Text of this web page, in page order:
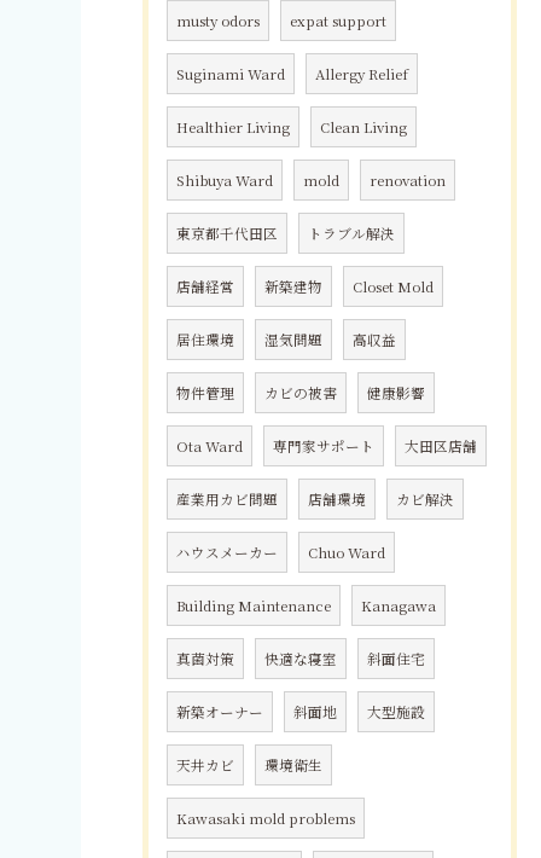
musty odors expat support
Suginami Ward Allergy Relief
Healthier Living Clean Living
Shibuya Ward mold renovation
東京都千代田区 トラブル解決
店舗経営 新築建物 Closet Mold
居住環境 湿気問題 高収益
物件管理 カビの被害 健康影響
Ota Ward 専門家サポート 大田区店舗
産業用カビ問題 店舗環境 カビ解決
ハウスメーカー Chuo Ward
Building Maintenance Kanagawa
真菌対策 快適な寝室 斜面住宅
新築オーナー 斜面地 大型施設
天井カビ 環境衛生
Kawasaki mold problems